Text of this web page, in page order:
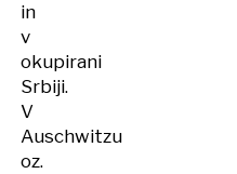
in
v
okupirani
Srbiji.
V
Auschwitzu
oz.